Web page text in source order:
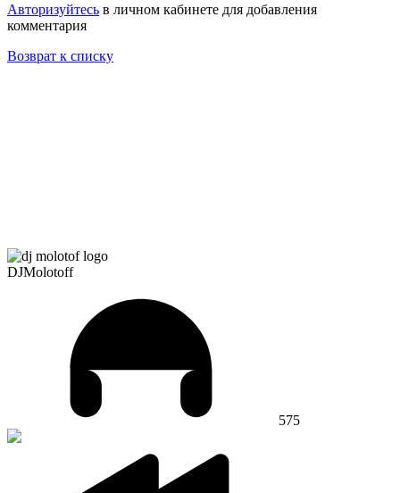
Авторизуйтесь в личном кабинете для добавления
комментария
Возврат к списку
DJMolotoff
575